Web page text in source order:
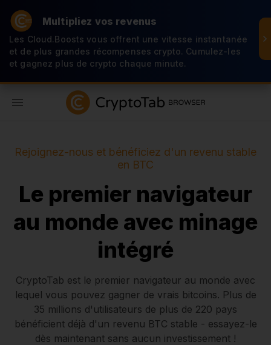
Multipliez vos revenus
Les Cloud.Boosts vous offrent une vitesse instantanée
et de plus grandes récompenses crypto. Cumulez-les
et gagnez plus de crypto chaque minute.
Rejoignez-nous et bénéficiez d'un revenu stable
en BTC
Le premier navigateur
au monde avec minage
intégré
CryptoTab est le premier navigateur au monde avec
lequel vous pouvez gagner de vrais bitcoins. Plus de
35 millions d'utilisateurs de plus de 220 pays
bénéficient déjà d'un revenu BTC stable - essayez-le
dès maintenant sans aucun investissement !